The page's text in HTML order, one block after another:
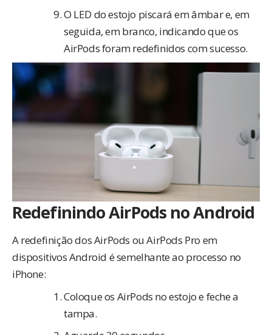
O LED do estojo piscará em âmbar e, em
seguida, em branco, indicando que os
AirPods foram redefinidos com sucesso.
Redefinindo AirPods no Android
A redefinição dos AirPods ou AirPods Pro em
dispositivos Android é semelhante ao processo no
iPhone:
Coloque os AirPods no estojo e feche a
tampa.